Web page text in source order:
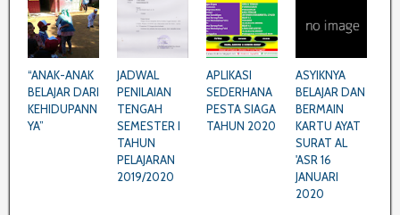
“ANAK-ANAK
BELAJAR DARI
KEHIDUPANN
YA”
JADWAL
PENILAIAN
TENGAH
SEMESTER I
TAHUN
PELAJARAN
2019/2020
APLIKASI
SEDERHANA
PESTA SIAGA
TAHUN 2020
ASYIKNYA
BELAJAR DAN
BERMAIN
KARTU AYAT
SURAT AL
'ASR 16
JANUARI
2020